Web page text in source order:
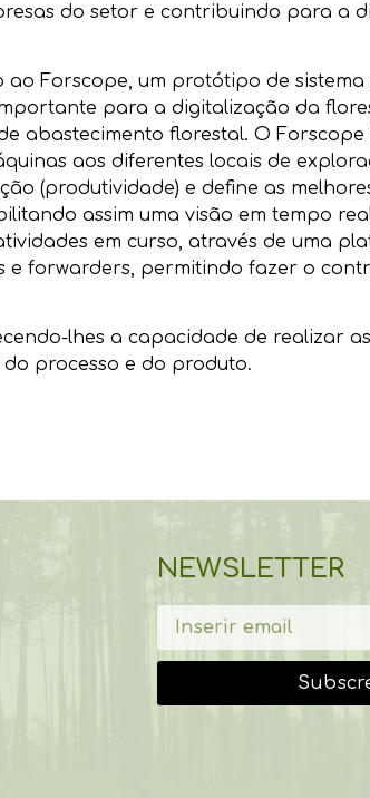
do setor e contribuindo para a
Forscope, um protótipo de
para a digitalização da
abastecimento florestal. O
aos diferentes locais de
(produtividade) e define as
assim uma visão em tempo
em curso, através de uma
e forwarders, permitindo fazer o
lhes a capacidade de realizar
processo e do produto.
NEWSLETTER